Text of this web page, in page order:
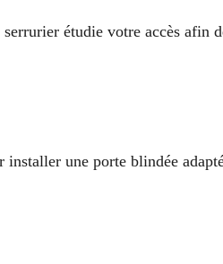
étudie votre accès afin
une porte blindée